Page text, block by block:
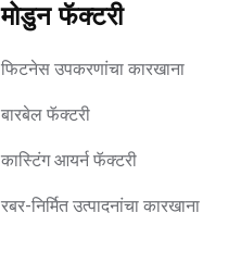
मोडुन फॅक्टरी
फिटनेस उपकरणांचा कारखाना
बारबेल फॅक्टरी
कास्टिंग आयर्न फॅक्टरी
रबर-निर्मित उत्पादनांचा कारखाना